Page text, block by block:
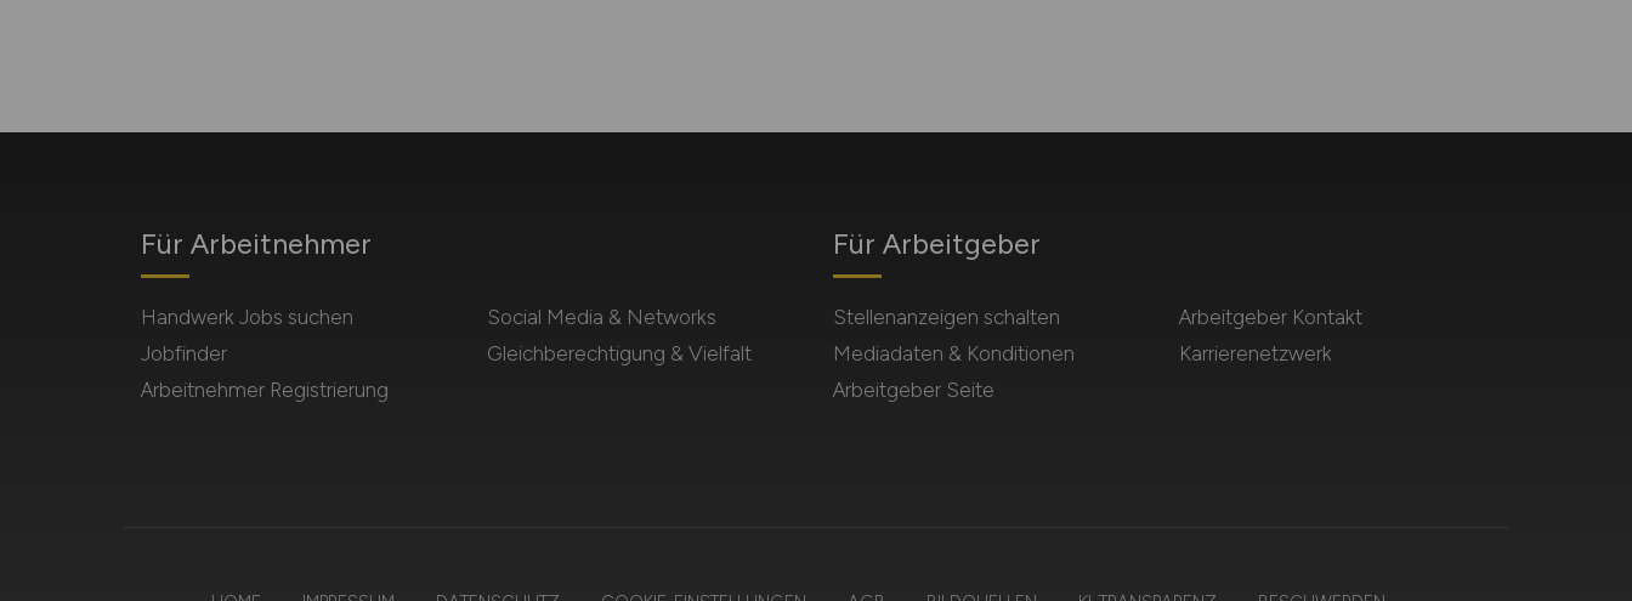
Für Arbeitnehmer
Handwerk Jobs suchen
Jobfinder
Arbeitnehmer Registrierung
Social Media & Networks
Gleichberechtigung & Vielfalt
Für Arbeitgeber
Stellenanzeigen schalten
Mediadaten & Konditionen
Arbeitgeber Seite
Arbeitgeber Kontakt
Karrierenetzwerk